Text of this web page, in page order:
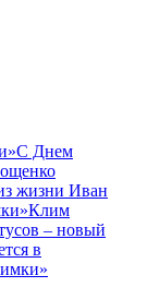
С Днем
жизни Иван
Клим
– новый
в